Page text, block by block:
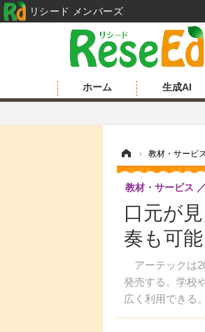
ホーム 生成AI
› 教材・サービス
口元が
奏も可能
アーテックは
発売する。学校
広く利用できる
教材・サービス
リシード メンバーズ